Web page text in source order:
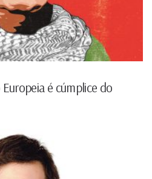
Europeia é cúmplice do